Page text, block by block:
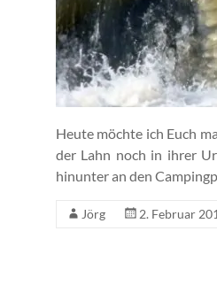
Heute möchte ich Euch
der Lahn noch in ihrer
hinunter an den
Jörg 2. Februar